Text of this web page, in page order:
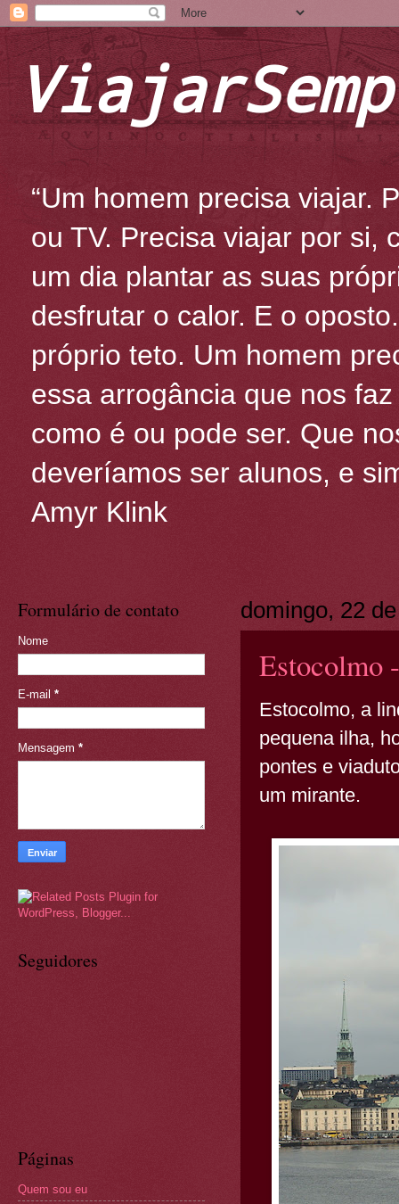
“Um homem precisa viajar.
ou TV. Precisa viajar por si,
um dia plantar as suas
desfrutar o calor. E o
próprio teto. Um homem
essa arrogância que nos
como é ou pode ser. Que
deveríamos ser alunos, e
Amyr Klink
domingo, 22
Estocolmo
Estocolmo, a
pequena ilha,
pontes e
um mirante.
Formulário de contato
Nome
E-mail *
Mensagem *
Seguidores
Páginas
Quem sou eu